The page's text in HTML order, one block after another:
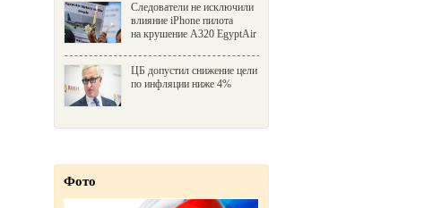
Следователи не исключили
влияние iPhone пилота
на крушение A320 EgyptAir
ЦБ допустил снижение цели
по инфляции ниже 4%
Фото